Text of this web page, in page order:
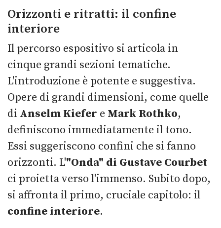
Orizzonti e ritratti: il confine
interiore
Il percorso espositivo si articola in
cinque grandi sezioni tematiche.
L'introduzione è potente e suggestiva.
Opere di grandi dimensioni, come quelle
di Anselm Kiefer e Mark Rothko,
definiscono immediatamente il tono.
Essi suggeriscono confini che si fanno
orizzonti. L'"Onda" di Gustave Courbet
ci proietta verso l'immenso. Subito dopo,
si affronta il primo, cruciale capitolo: il
confine interiore.